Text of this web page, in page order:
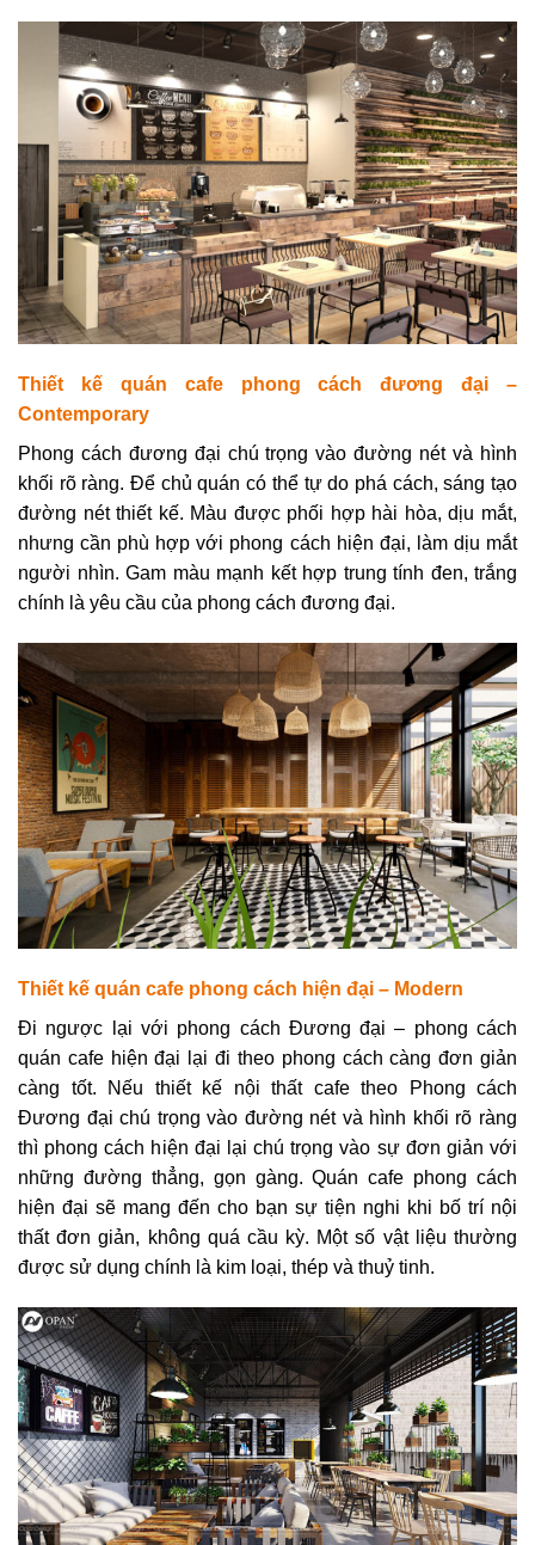
Thiết kế quán cafe phong cách đương đại –
Contemporary
Phong cách đương đại chú trọng vào đường nét và hình
khối rõ ràng. Để chủ quán có thể tự do phá cách, sáng tạo
đường nét thiết kế. Màu được phối hợp hài hòa, dịu mắt,
nhưng cần phù hợp với phong cách hiện đại, làm dịu mắt
người nhìn. Gam màu mạnh kết hợp trung tính đen, trắng
chính là yêu cầu của phong cách đương đại.
Thiết kế quán cafe phong cách hiện đại – Modern
Đi ngược lại với phong cách Đương đại – phong cách
quán cafe hiện đại lại đi theo phong cách càng đơn giản
càng tốt. Nếu thiết kế nội thất cafe theo Phong cách
Đương đại chú trọng vào đường nét và hình khối rõ ràng
thì phong cách hiện đại lại chú trọng vào sự đơn giản với
những đường thẳng, gọn gàng.Quán cafe phong cách
hiện đại sẽ mang đến cho bạn sự tiện nghi khi bố trí nội
thất đơn giản, không quá cầu kỳ. Một số vật liệu thường
được sử dụng chính là kim loại, thép và thuỷ tinh.